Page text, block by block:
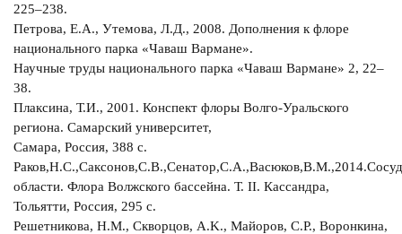
225–238.
Петрова, Е.А., Утемова, Л.Д., 2008. Дополнения к флоре
национального парка «Чаваш Вармане».
Научные труды национального парка «Чаваш Вармане» 2, 22–
38.
Плаксина, Т.И., 2001. Конспект флоры Волго-Уральского
региона. Самарский университет,
Самара, Россия, 388 с.
области. Флора Волжского бассейна. Т. II. Кассандра,
Тольятти, Россия, 295 с.
Решетникова, Н.M., Скворцов, A.K., Майоров, С.Р., Воронкина,